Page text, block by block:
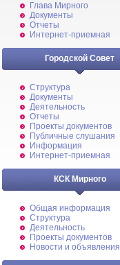
Глава Мирного
Документы
Отчеты
Интернет-приемная
Городской Совет
Структура
Документы
Деятельность
Отчеты
Проекты документов
Публичные слушания
Информация
Интернет-приемная
КСК Мирного
Общая информация
Структура
Деятельность
Проекты документов
Новости и объявления